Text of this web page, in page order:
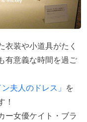
衣装や小道具がたく
有意義な時間を過ご
夫人のドレス」 を
！
ー女優ケイト・ブラ